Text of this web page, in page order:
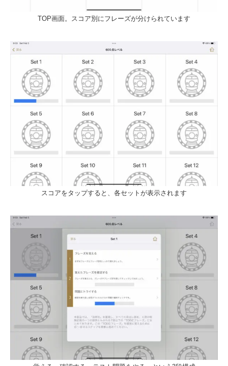
TOP画面。スコア別にフレーズが分けられています
スコアをタップすると、各セットが表示されます